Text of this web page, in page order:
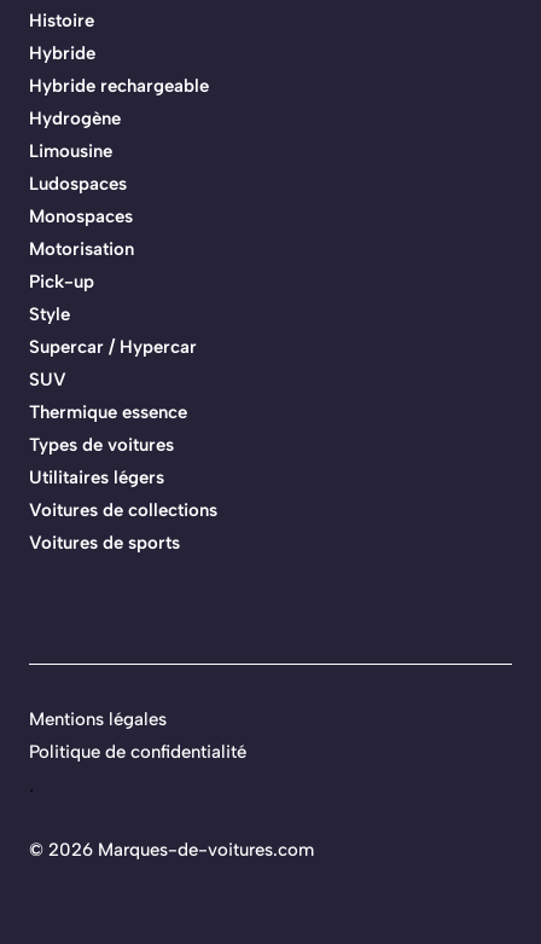
Histoire
Hybride
Hybride rechargeable
Hydrogène
Limousine
Ludospaces
Monospaces
Motorisation
Pick-up
Style
Supercar / Hypercar
SUV
Thermique essence
Types de voitures
Utilitaires légers
Voitures de collections
Voitures de sports
© 2026 Marques-de-voitures.com
.
Mentions légales
Politique de confidentialité